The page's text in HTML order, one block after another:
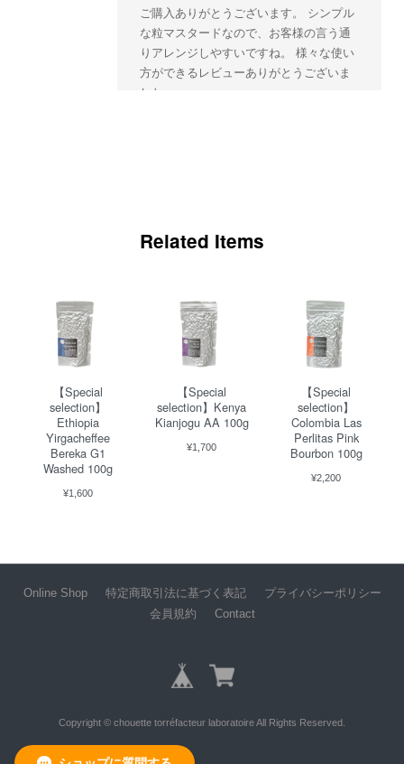
ご購入ありがとうございます。 シンプル
な粒マスタードなので、お客様の言う通
りアレンジしやすいですね。 様々な使い
方ができるレビューありがとうございま
した。
く購入させて頂きました。 丁寧に発送してくださりありがとうござい
ました。 また食べれるの楽しみです。
この度は粒マスタードのご購入ありがと
うございます。 高評価くださり、嬉しい
です。 店舗では、この粒マスタードをお
土産やプレゼントでご購入される方がた
法なので、他の食材とも合わせやすいで
封を切って香る甘くて上品な感じ。 実際淹れてみると芳醇で甘い存在
感。まさにファンキーチェリー‼︎ 心地よい酸味と相まった、American
っていた事を気付かされます。 素晴らしいコーヒーアロマ体験です。
Related Items
【Special
selection】
Ethiopia
Yirgacheffee
Bereka G1
Washed 100g
¥1,600
【Special
selection】Kenya
Kianjogu AA 100g
¥1,700
【Special
selection】
Colombia Las
Perlitas Pink
Bourbon 100g
¥2,200
Online Shop 特定商取引法に基づく表記
プライバシーポリシー
会員規約
Contact
Copyright © chouette torréfacteur laboratoire All Rights Reserved.